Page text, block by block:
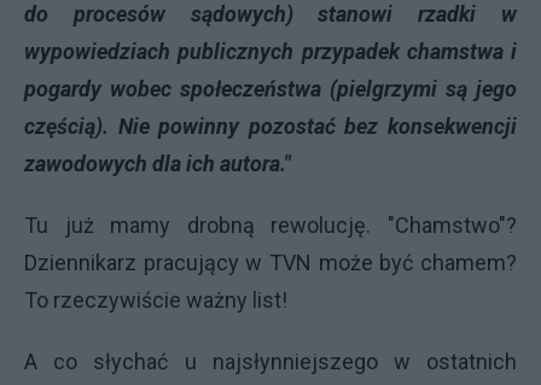
do procesów sądowych) stanowi rzadki w
wypowiedziach publicznych przypadek chamstwa i
pogardy wobec społeczeństwa (pielgrzymi są jego
częścią). Nie powinny pozostać bez konsekwencji
zawodowych dla ich autora."
Tu już mamy drobną rewolucję. "Chamstwo"?
Dziennikarz pracujący w TVN może być chamem?
To rzeczywiście ważny list!
A co słychać u najsłynniejszego w ostatnich